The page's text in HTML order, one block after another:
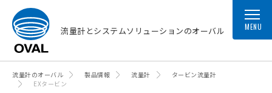
流量計とシステムソリューションのオーバル MENU
流量計のオーバル 製品情報 流量計
タービン流量計
EXタービン